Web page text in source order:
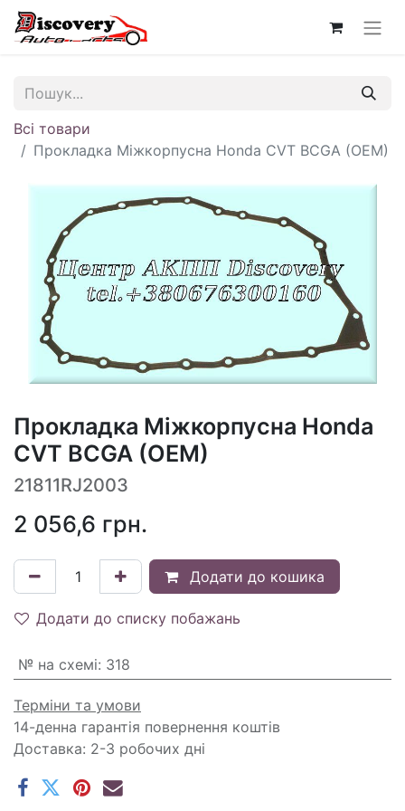
Всі товари
Прокладка Міжкорпусна Honda CVT BCGA (OEM)
Прокладка Міжкорпусна Honda
CVT BCGA (OEM)
21811RJ2003
2 056,6 грн.
Додати до кошика
Додати до списку побажань
№ на схемі: 318
Терміни та умови
14-денна гарантія повернення коштів
Доставка: 2-3 робочих дні